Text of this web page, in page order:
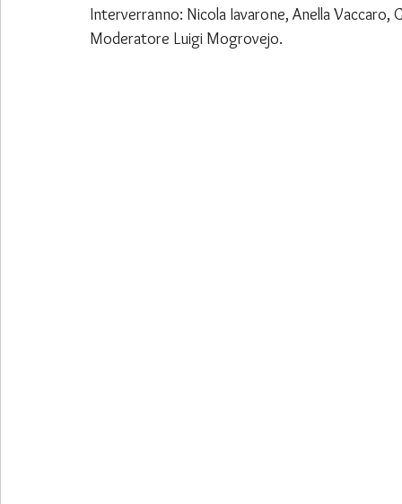
Interverranno: Nicola Iavarone, Anella Vaccaro,
Moderatore Luigi Mogrovejo.